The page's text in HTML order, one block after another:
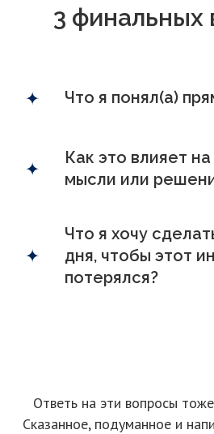
3 финальных
Что я понял(а)
Как это влияет
мысли или
Что я хочу
дня, чтобы этот
потерялся?
Ответь на эти вопросы
Сказанное, подуманное и